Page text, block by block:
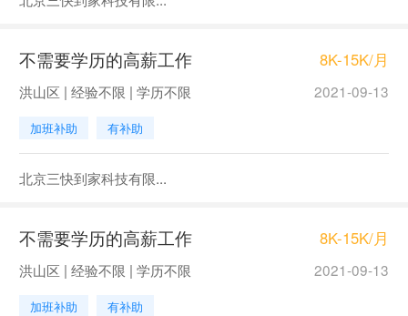
不需要学历的高薪工作 8K-15K/月
洪山区 | 经验不限 | 学历不限 2021-09-13
加班补助 有补助
北京三快到家科技有限...
不需要学历的高薪工作 8K-15K/月
洪山区 | 经验不限 | 学历不限 2021-09-13
加班补助 有补助